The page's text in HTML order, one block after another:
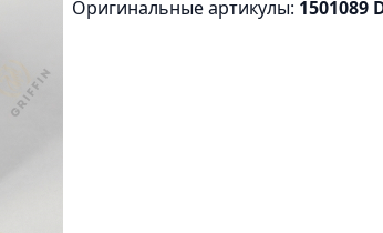
Оригинальные артикулы: 1501089